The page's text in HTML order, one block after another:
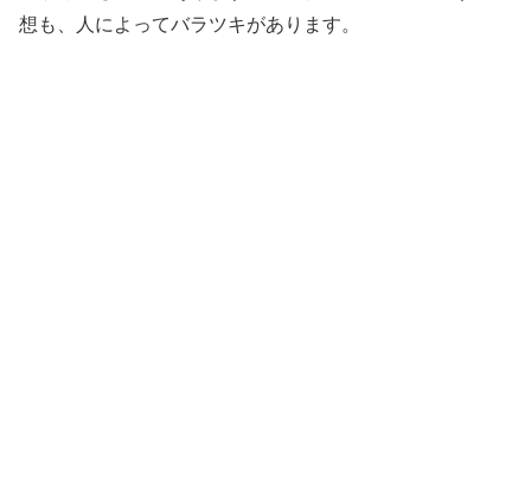
想も、人によってバラツキがあります。